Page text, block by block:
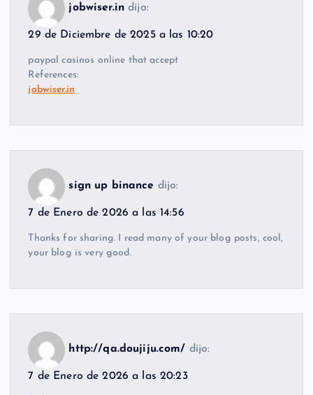
jobwiser.in dijo:
29 de Diciembre de 2025 a las 10:20
paypal casinos online that accept
References:
jobwiser.in
sign up binance dijo:
7 de Enero de 2026 a las 14:56
Thanks for sharing. I read many of your blog posts, cool,
your blog is very good.
http://qa.doujiju.com/ dijo:
7 de Enero de 2026 a las 20:23